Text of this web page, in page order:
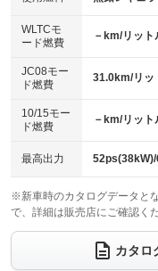
センターデフロック
：装備なし
電動格納ミラー
：装備あり
エアロ
：装備なし
：装備なし
パワーシート
ベンチシート
：装備あり
チップアップシート
：装備なし
：装備なし
ウォークスルー
：装備なし
電動リアゲート
WLTCモ
ード燃費
－km/リット
JC08モー
ド燃費
31.0km/リッ
10/15モー
ド燃費
－km/リット
最高出力
※新車時のカタログデータと
で、詳細は販売店にご確認くだ
カタロ